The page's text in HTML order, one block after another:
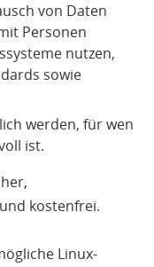
von Daten
Personen
nutzen,
sowie
werden, für wen
ist.
kostenfrei.
Linux-